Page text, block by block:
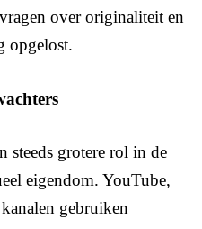
over originaliteit en
opgelost.
steeds grotere rol in de
eigendom. YouTube,
gebruiken